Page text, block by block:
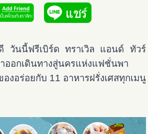
ดี วันนี้ฟรีเบิร์ด ทราเวิล แอนด์ ทัวร์
ออกเดินทางสู่นครแห่งแฟชั่นพา
งอร่อยกับ 11 อาหารฝรั่งเศสทุกเมนู